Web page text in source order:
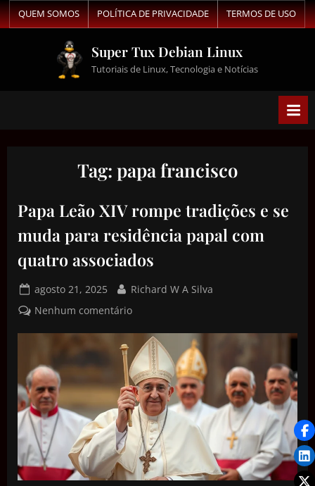
QUEM SOMOS POLÍTICA DE PRIVACIDADE TERMOS DE USO
Super Tux Debian Linux
Tutoriais de Linux, Tecnologia e Notícias
Tag: papa francisco
Papa Leão XIV rompe tradições e se
muda para residência papal com
quatro associados
agosto 21, 2025
Richard W A Silva
Nenhum comentário